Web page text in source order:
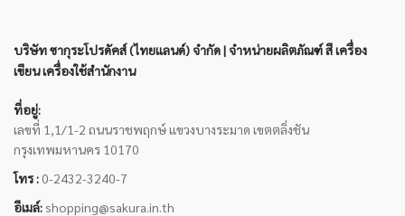
บริษัท ซากุระโปรดัคส์ (ไทยแลนด์) จำกัด | จำหน่ายผลิตภัณฑ์ สี เครื่อง
เขียน เครื่องใช้สำนักงาน
ที่อยู่:
เลขที่ 1,1/1-2 ถนนราชพฤกษ์ แขวงบางระมาด เขตตลิ่งชัน
กรุงเทพมหานคร 10170
โทร : 0-2432-3240-7
อีเมล์: shopping@sakura.in.th